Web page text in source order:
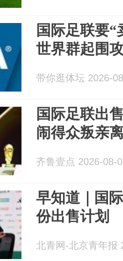
国际足联要
世界群起围
带你逛体坛 2026-
国际足联出
闹得众叛亲
齐鲁壹点 2026-08-
早知道｜国
份出售计划
北青网-北京青年报